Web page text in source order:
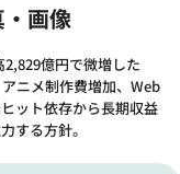
画像
億円で微増した
ニメ制作費増加、Web
ット依存から長期収益
する方針。